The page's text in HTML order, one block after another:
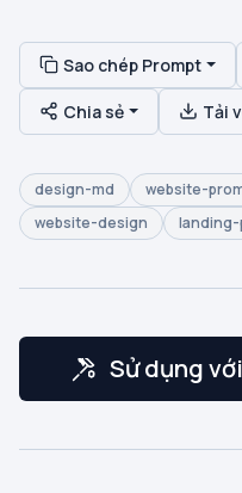
Sao chép Prompt
Chia sẻ Tải
design-md website-
website-design
Sử dụng